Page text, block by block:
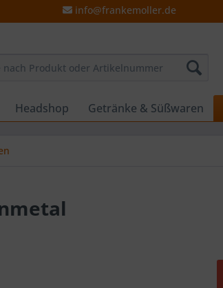
info@frankemoller.de
Headshop Getränke & Süßwaren